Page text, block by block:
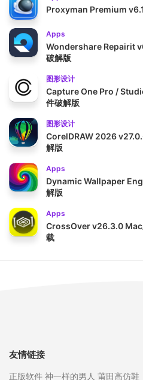
Proxyman Premium
Apps
Wondershare Repairit
破解版
图形设计
Capture One Pro /
件破解版
图形设计
CorelDRAW 2026
解版
Apps
Dynamic Wallpaper
解版
Apps
CrossOver v26.3.0
载
友情链接
正版软件 神一样的男人 莆田高仿鞋